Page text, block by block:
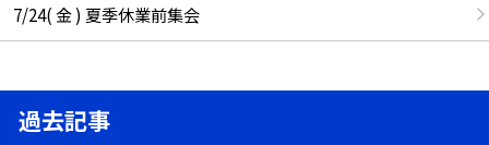
7/24( 金 ) 夏季休業前集会
過去記事